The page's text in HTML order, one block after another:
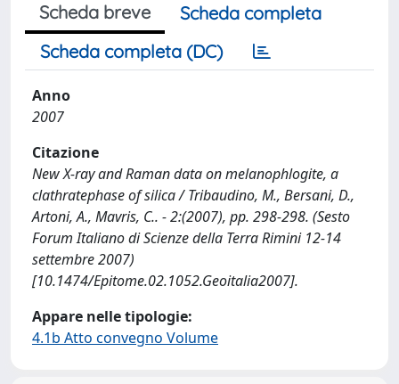
Scheda breve
Scheda completa
Scheda completa (DC)
Anno
2007
Citazione
New X-ray and Raman data on melanophlogite, a
clathratephase of silica / Tribaudino, M., Bersani, D.,
Artoni, A., Mavris, C.. - 2:(2007), pp. 298-298. (Sesto
Forum Italiano di Scienze della Terra Rimini 12-14
settembre 2007)
[10.1474/Epitome.02.1052.Geoitalia2007].
Appare nelle tipologie:
4.1b Atto convegno Volume